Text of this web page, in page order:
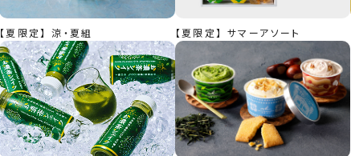
【夏限定】 涼・夏組 【夏限定】 サマーアソート